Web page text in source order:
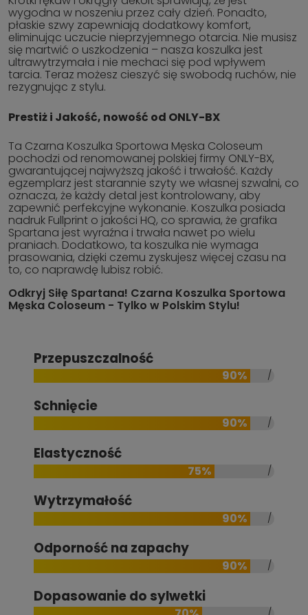
wygodna w noszeniu przez cały dzień. Ponadto,
płaskie szwy zapewniają dodatkowy komfort,
eliminując uczucie nieprzyjemnego otarcia. Nie musisz
się martwić o uszkodzenia – nasza koszulka jest
ultrawytrzymała i nie mechaci się pod wpływem
tarcia. Teraz możesz cieszyć się swobodą ruchów, nie
rezygnując z stylu.
Prestiż i Jakość, nowość od ONLY-BX
Ta Czarna Koszulka Sportowa Męska Coloseum
pochodzi od renomowanej polskiej firmy ONLY-BX,
gwarantującej najwyższą jakość i trwałość. Każdy
egzemplarz jest starannie szyty we własnej szwalni, co
oznacza, że każdy detal jest kontrolowany, aby
zapewnić perfekcyjne wykonanie. Koszulka posiada
nadruk Fullprint o jakości HQ, co sprawia, że grafika
Spartana jest wyraźna i trwała nawet po wielu
praniach. Dodatkowo, ta koszulka nie wymaga
prasowania, dzięki czemu zyskujesz więcej czasu na
to, co naprawdę lubisz robić.
Odkryj Siłę Spartana! Czarna Koszulka Sportowa
Męska Coloseum - Tylko w Polskim Stylu!
Przepuszczalność
90%
Schnięcie
90%
Elastyczność
75%
Wytrzymałość
90%
Odporność na zapachy
90%
Dopasowanie do sylwetki